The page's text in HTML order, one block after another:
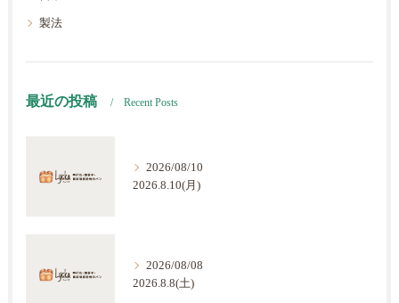
製法
最近の投稿 Recent Posts
2026/08/10
2026.8.10(月)
2026/08/08
2026.8.8(土)